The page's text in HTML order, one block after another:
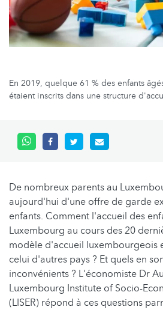
En 2019, quelque 61 % des enfants
étaient inscrits dans une structure
De nombreux parents au
aujourd'hui d'une offre de garde
enfants. Comment l'accueil des
Luxembourg au cours des 20
modèle d'accueil luxembourgeois
celui d'autres pays ? Et quels en
inconvénients ? L'économiste Dr
Luxembourg Institute of Socio-
(LISER) répond à ces questions